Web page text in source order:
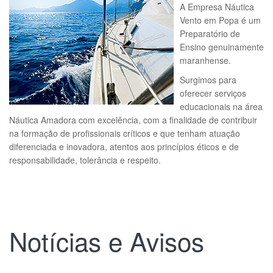
A Empresa Náutica
Vento em Popa é um
Preparatório de
Ensino genuinamente
maranhense.
Surgimos para
oferecer serviços
educacionais na área
Náutica Amadora com excelência, com a finalidade de contribuir
na formação de profissionais críticos e que tenham atuação
diferenciada e inovadora, atentos aos princípios éticos e de
responsabilidade, tolerância e respeito.
Notícias e Avisos